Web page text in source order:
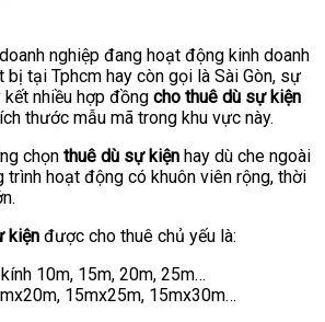
nghiệp đang hoạt động kinh doanh
bị tại Tphcm hay còn gọi là Sài Gòn, sự
nhiều hợp đồng cho thuê dù sự kiện
thước mẫu mã trong khu vực này.
chọn thuê dù sự kiện hay dù che ngoài
trình hoạt động có khuôn viên rộng, thời
kiện được cho thuê chủ yếu là:
10m, 15m, 20m, 25m…
15mx25m, 15mx30m…